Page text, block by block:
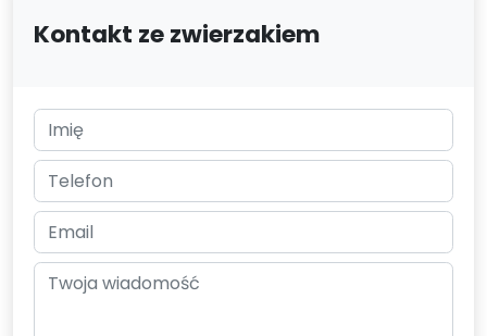
Kontakt ze zwierzakiem